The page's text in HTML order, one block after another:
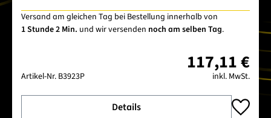
Versand am gleichen Tag bei Bestellung innerhalb von
1 Stunde 2 Min. und wir versenden noch am selben Tag.
Artikel-Nr. B3923P
117,11 €
inkl. MwSt.
Details